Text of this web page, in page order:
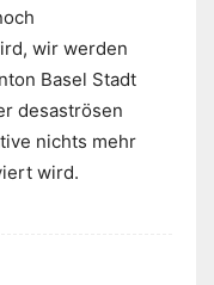
wir werden
Basel Stadt
desaströsen
nichts mehr
wird.